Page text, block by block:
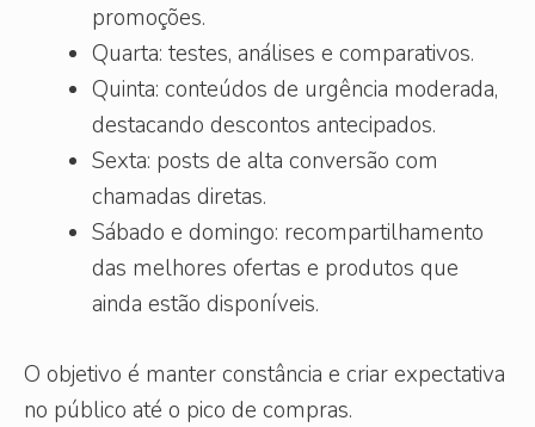
promoções.
Quarta: testes, análises e comparativos.
Quinta: conteúdos de urgência moderada,
destacando descontos antecipados.
Sexta: posts de alta conversão com
chamadas diretas.
Sábado e domingo: recompartilhamento
das melhores ofertas e produtos que
ainda estão disponíveis.
O objetivo é manter constância e criar expectativa
no público até o pico de compras.